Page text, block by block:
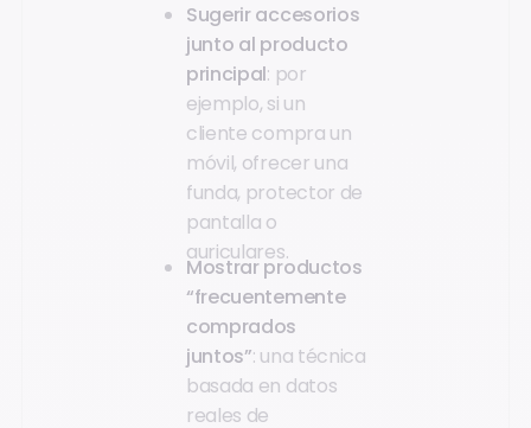
Sugerir accesorios
junto al producto
principal: por
ejemplo, si un
cliente compra un
móvil, ofrecer una
funda, protector de
pantalla o
auriculares.
Mostrar productos
“frecuentemente
comprados
juntos”: una técnica
basada en datos
reales de